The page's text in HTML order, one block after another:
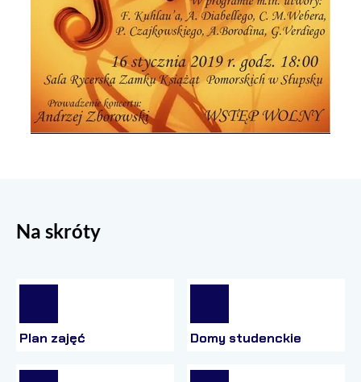
Na skróty
Plan zajęć Domy studenckie